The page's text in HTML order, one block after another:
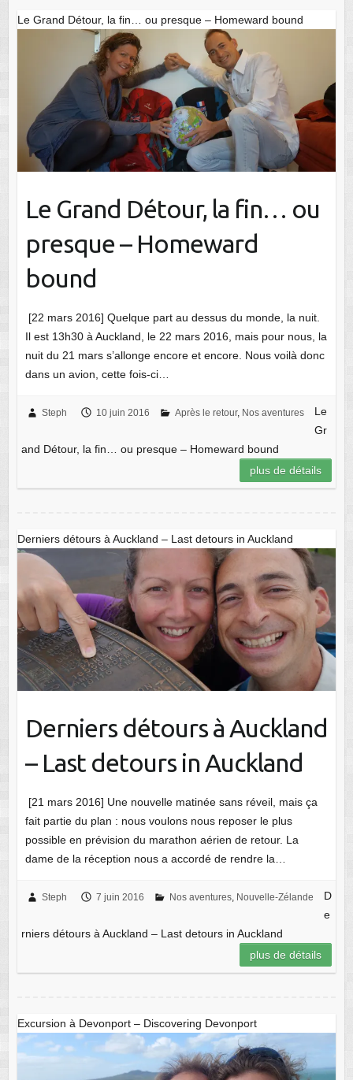
Le Grand Détour, la fin… ou presque – Homeward bound
Le Grand Détour, la fin… ou
presque – Homeward
bound
[22 mars 2016] Quelque part au dessus du monde, la nuit.
Il est 13h30 à Auckland, le 22 mars 2016, mais pour nous, la
nuit du 21 mars s’allonge encore et encore. Nous voilà donc
dans un avion, cette fois-ci…
Steph 10 juin 2016 Après le retour, Nos aventures
Le
Gr
and Détour, la fin… ou presque – Homeward bound
plus de détails
Derniers détours à Auckland – Last detours in Auckland
Derniers détours à Auckland
– Last detours in Auckland
[21 mars 2016] Une nouvelle matinée sans réveil, mais ça
fait partie du plan : nous voulons nous reposer le plus
possible en prévision du marathon aérien de retour. La
dame de la réception nous a accordé de rendre la…
Steph 7 juin 2016 Nos aventures, Nouvelle-Zélande
D
e
rniers détours à Auckland – Last detours in Auckland
plus de détails
Excursion à Devonport – Discovering Devonport